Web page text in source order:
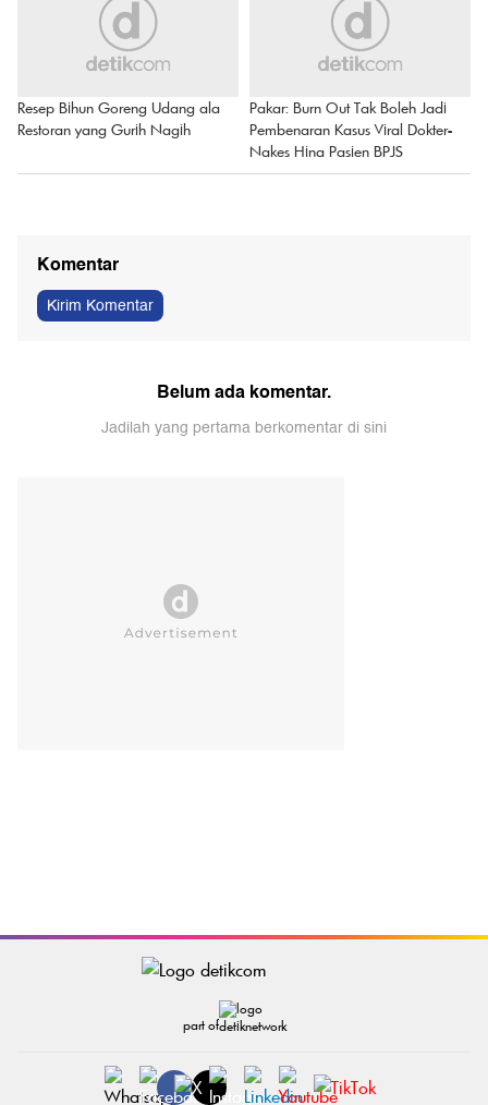
Resep Bihun Goreng Udang ala
Restoran yang Gurih Nagih
Pakar: Burn Out Tak Boleh Jadi
Pembenaran Kasus Viral Dokter-
Nakes Hina Pasien BPJS
Komentar
Kirim Komentar
Belum ada komentar.
Jadilah yang pertama berkomentar di sini
part of